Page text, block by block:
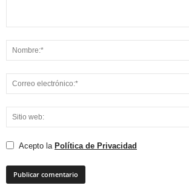
Acepto la Política de Privacidad